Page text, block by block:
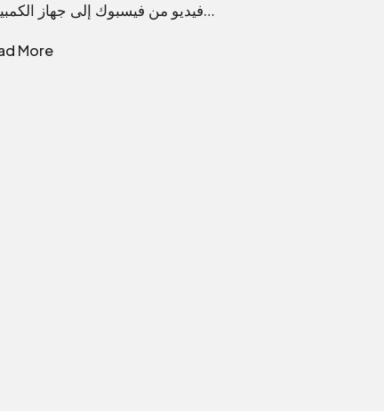
فيديو من فيسبوك إلى جهاز الكمبيوتر…
More